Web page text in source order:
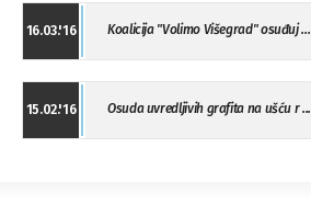
16.03.'16 Koalicija "Volimo Višegrad" osuđuj ...
15.02.'16 Osuda uvredljivih grafita na ušću r ...